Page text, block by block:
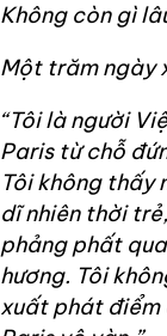
Không còn gì
Một trăm ngày
“Tôi là người
Paris từ chỗ
Tôi không thấy
dĩ nhiên thời
phảng phất
hương. Tôi
xuất phát điểm